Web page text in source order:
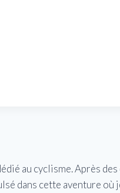
au cyclisme. Après des
dans cette aventure où